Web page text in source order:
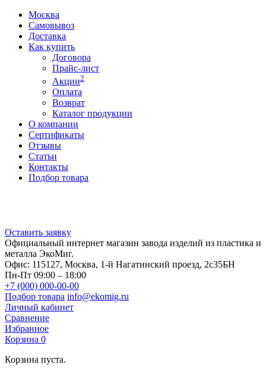
Москва
Самовывоз
Доставка
Как купить
Договора
Прайс-лист
Акции2
Оплата
Возврат
Каталог продукции
О компании
Сертификаты
Отзывы
Статьи
Контакты
Подбор товара
Оставить заявку
Официальный интернет магазин завода изделий из пластика и
металла ЭкоМиг.
Офис: 115127, Москва, 1-й Нагатинский проезд, 2с35БН
Пн-Пт 09:00 – 18:00
+7 (000) 000-00-00
Подбор товара info@ekomig.ru
Личный кабинет
Сравнение
Избранное
Корзина 0
Корзина пуста.